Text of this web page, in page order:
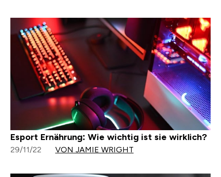
Esport Ernährung: Wie wichtig ist sie wirklich?
29/11/22 VON JAMIE WRIGHT